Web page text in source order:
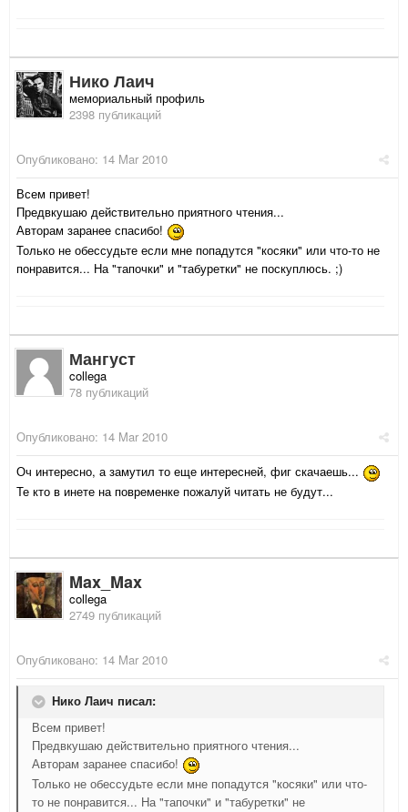
Нико Лаич
мемориальный профиль
2398 публикаций
Опубликовано: 14 Mar 2010
Всем привет!
Предвкушаю действительно приятного чтения...
Авторам заранее спасибо!
Только не обессудьте если мне попадутся "косяки" или что-то не
понравится... На "тапочки" и "табуретки" не поскуплюсь. ;)
Мангуст
collega
78 публикаций
Опубликовано: 14 Mar 2010
Оч интересно, а замутил то еще интересней, фиг скачаешь...
Те кто в инете на повременке пожалуй читать не будут...
Max_Max
collega
2749 публикаций
Опубликовано: 14 Mar 2010
Нико Лаич писал:
Всем привет!
Предвкушаю действительно приятного чтения...
Авторам заранее спасибо!
Только не обессудьте если мне попадутся "косяки" или что-
то не понравится... На "тапочки" и "табуретки" не